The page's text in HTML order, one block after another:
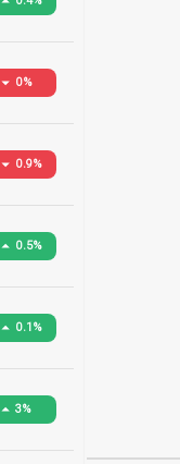
0%
0.9%
0.5%
0.1%
3%